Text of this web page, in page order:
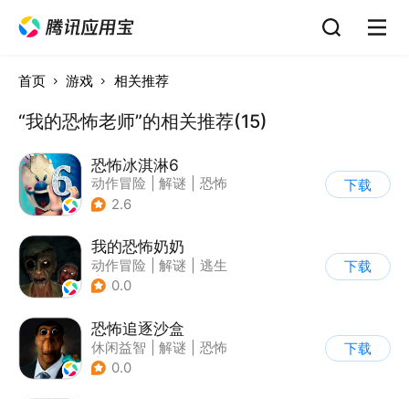
首页 游戏 相关推荐
“我的恐怖老师”的相关推荐(15)
恐怖冰淇淋6
动作冒险 解谜
恐怖
| 暗黑
2.6
下载
我的恐怖奶奶
动作冒险 解谜
逃生
| 写实
0.0
下载
恐怖追逐沙盒
休闲益智 解谜
恐怖
| 暗黑
0.0
下载